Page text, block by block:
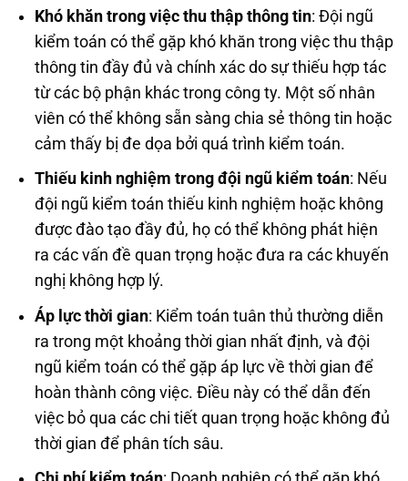
Khó khăn trong việc thu thập thông tin: Đội ngũ
kiểm toán có thể gặp khó khăn trong việc thu thập
thông tin đầy đủ và chính xác do sự thiếu hợp tác
từ các bộ phận khác trong công ty. Một số nhân
viên có thể không sẵn sàng chia sẻ thông tin hoặc
cảm thấy bị đe dọa bởi quá trình kiểm toán.
Thiếu kinh nghiệm trong đội ngũ kiểm toán: Nếu
đội ngũ kiểm toán thiếu kinh nghiệm hoặc không
được đào tạo đầy đủ, họ có thể không phát hiện
ra các vấn đề quan trọng hoặc đưa ra các khuyến
nghị không hợp lý.
Áp lực thời gian: Kiểm toán tuân thủ thường diễn
ra trong một khoảng thời gian nhất định, và đội
ngũ kiểm toán có thể gặp áp lực về thời gian để
hoàn thành công việc. Điều này có thể dẫn đến
việc bỏ qua các chi tiết quan trọng hoặc không đủ
thời gian để phân tích sâu.